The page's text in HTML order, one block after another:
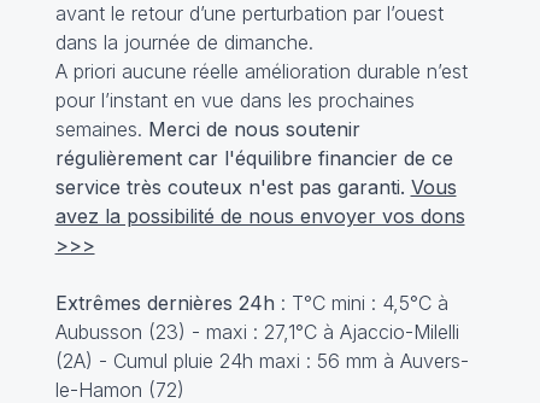
avant le retour d’une perturbation par l’ouest
dans la journée de dimanche.
A priori aucune réelle amélioration durable n’est
pour l’instant en vue dans les prochaines
semaines. Merci de nous soutenir
régulièrement car l'équilibre financier de ce
service très couteux n'est pas garanti. Vous
avez la possibilité de nous envoyer vos dons
>>>
Extrêmes dernières 24h : T°C mini : 4,5°C à
Aubusson (23) - maxi : 27,1°C à Ajaccio-Milelli
(2A) - Cumul pluie 24h maxi : 56 mm à Auvers-
le-Hamon (72)